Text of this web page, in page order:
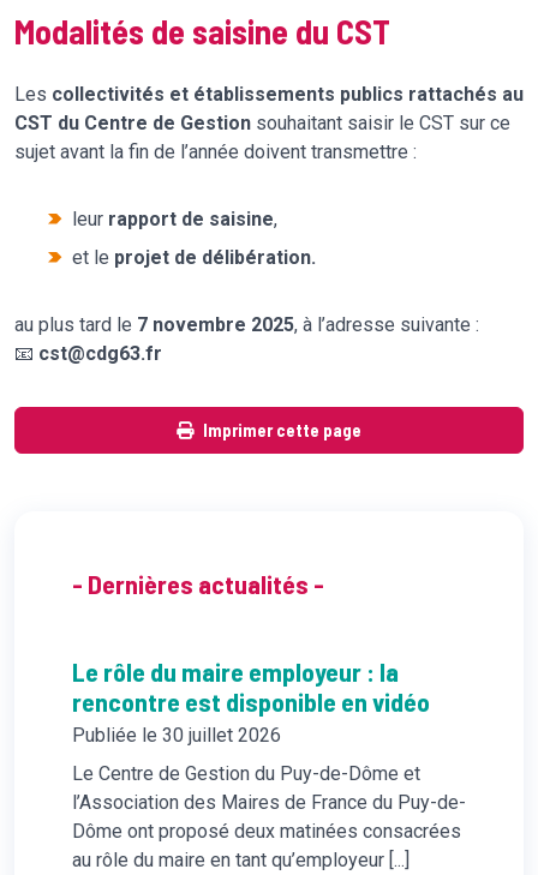
Modalités de saisine du CST
Les collectivités et établissements publics rattachés au
CST du Centre de Gestion souhaitant saisir le CST sur ce
sujet avant la fin de l’année doivent transmettre :
leur rapport de saisine,
et le projet de délibération.
au plus tard le 7 novembre 2025, à l’adresse suivante :
📧 cst@cdg63.fr
Imprimer cette page
- Dernières actualités -
Le rôle du maire employeur : la
rencontre est disponible en vidéo
Publiée le 30 juillet 2026
Le Centre de Gestion du Puy-de-Dôme et
l’Association des Maires de France du Puy-de-
Dôme ont proposé deux matinées consacrées
au rôle du maire en tant qu’employeur [...]